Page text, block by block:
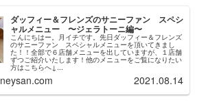
ダッフィー＆フレンズのサニーファン スペシ
ャルメニュー 〜ジェラトーニ編〜
こんにちはー。月イチです。先日ダッフィー＆フレンズ
のサニーファン スペシャルメニューを頂いてきまし
た！！全部で６店舗メニューを出していますが、１店舗
ずつご紹介いたします！他のメニューをご覧になりたい
方はこちらへ↓...
2021.08.14